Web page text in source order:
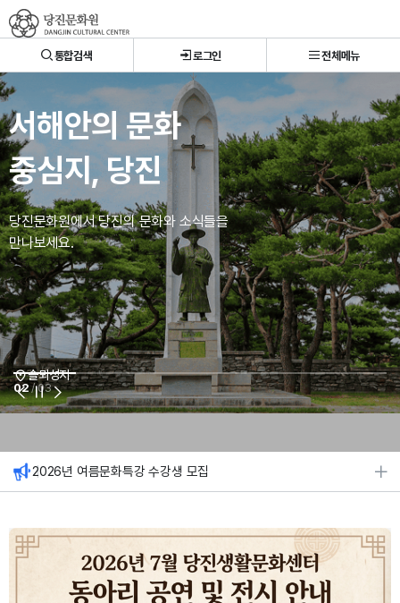
당진문화원
통합검색 로그인 전체메뉴
서해안의 문화
중심지, 당진
당진문화원에서 당진의 문화와 소식들을
만나보세요.
왜목마을 관광지
솔뫼성지
합덕제
02/ 03
2026 당진문화원 문화학교 하반기 강좌 추가모집
2026년 여름문화특강 수강생 모집
7월 당진생활문화센터 동아리 공연 및 전시 안내